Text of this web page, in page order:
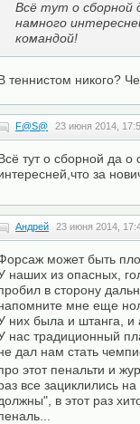
Всё тут о сборной
намного
командой!
В теннистом никого?
F@S@ 23 июня 2014,
Всё тут о сборной да
за
Андрей 23 июня 2014,
может быть
наших из опасных,
в сторону
мне еще
них была и штанга, и
нас традиционный
дал нам стать
этот пенальти и
все зациклились
в этот раз